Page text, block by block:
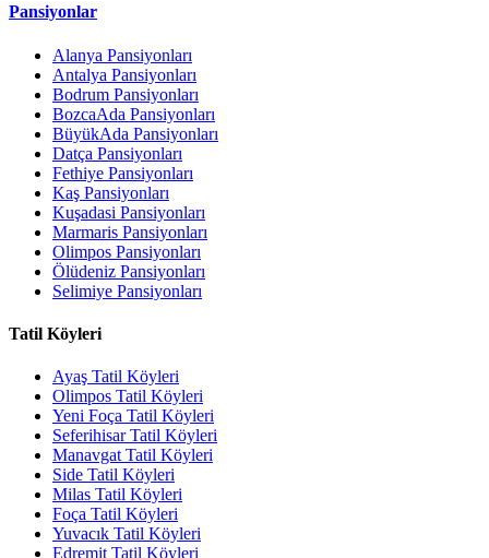
Pansiyonlar
Alanya Pansiyonları
Antalya Pansiyonları
Bodrum Pansiyonları
BozcaAda Pansiyonları
BüyükAda Pansiyonları
Datça Pansiyonları
Fethiye Pansiyonları
Kaş Pansiyonları
Kuşadasi Pansiyonları
Marmaris Pansiyonları
Olimpos Pansiyonları
Ölüdeniz Pansiyonları
Selimiye Pansiyonları
Tatil Köyleri
Ayaş Tatil Köyleri
Olimpos Tatil Köyleri
Yeni Foça Tatil Köyleri
Seferihisar Tatil Köyleri
Manavgat Tatil Köyleri
Side Tatil Köyleri
Milas Tatil Köyleri
Foça Tatil Köyleri
Yuvacık Tatil Köyleri
Edremit Tatil Köyleri